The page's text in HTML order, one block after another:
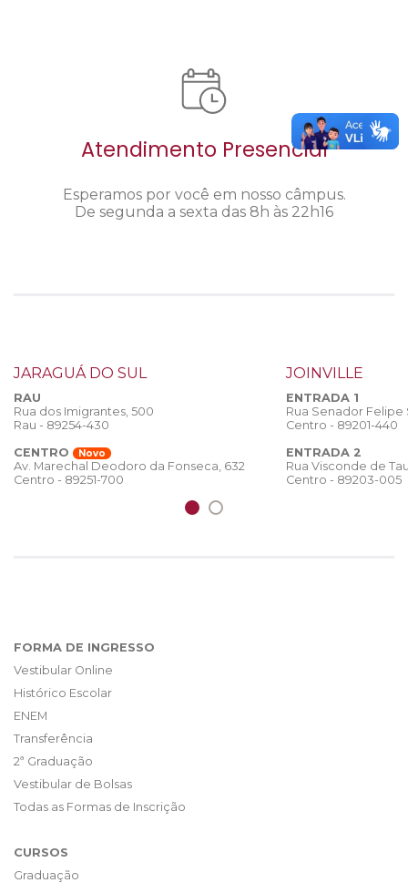
Atendimento Presencial
Esperamos por você em nosso câmpus.
De segunda a sexta das 8h às 22h16
JARAGUÁ DO SUL
RAU
Rua dos Imigrantes, 500
Rau - 89254-430
CENTRO
Novo
Av. Marechal Deodoro da Fonseca, 632
Centro - 89251-700
JOINVILLE
ENTRADA 1
Rua Senador
Centro - 89201-440
ENTRADA 2
Rua Visconde de
Centro - 89203-005
FORMA DE INGRESSO
Vestibular Online
Histórico Escolar
ENEM
Transferência
2ª Graduação
Vestibular de Bolsas
Todas as Formas de Inscrição
CURSOS
Graduação